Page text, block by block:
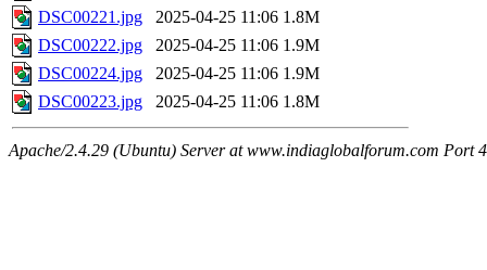
DSC00221.jpg
2025-04-25 11:06 1.8M
DSC00222.jpg
2025-04-25 11:06 1.9M
DSC00224.jpg
2025-04-25 11:06 1.9M
DSC00223.jpg
2025-04-25 11:06 1.8M
Apache/2.4.29 (Ubuntu) Server at www.indiaglobalforum.com Port